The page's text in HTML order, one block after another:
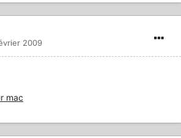
2009
mac